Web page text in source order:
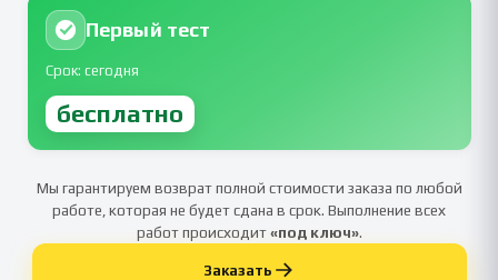
Первый тест
Срок: сегодня
бесплатно
Мы гарантируем возврат полной стоимости заказа по любой
работе, которая не будет сдана в срок. Выполнение всех
работ происходит«под ключ».
Заказать